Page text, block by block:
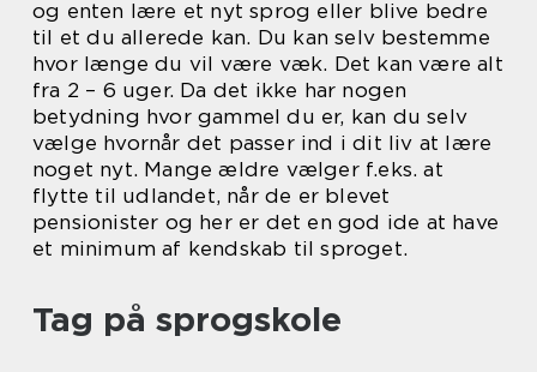
og enten lære et nyt sprog eller blive bedre
til et du allerede kan. Du kan selv bestemme
hvor længe du vil være væk. Det kan være alt
fra 2 – 6 uger. Da det ikke har nogen
betydning hvor gammel du er, kan du selv
vælge hvornår det passer ind i dit liv at lære
noget nyt. Mange ældre vælger f.eks. at
flytte til udlandet, når de er blevet
pensionister og her er det en god ide at have
et minimum af kendskab til sproget.
Tag på sprogskole